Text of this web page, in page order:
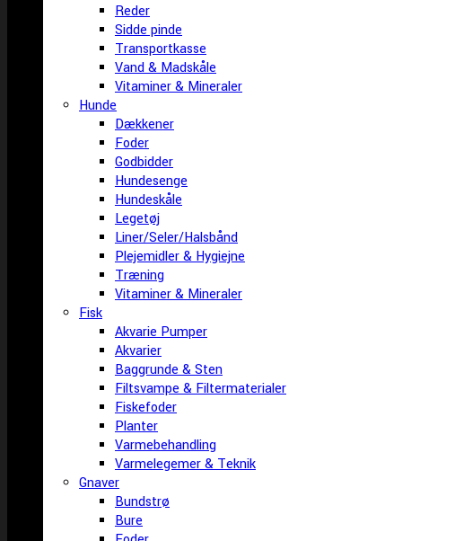
Reder
Sidde pinde
Transportkasse
Vand & Madskåle
Vitaminer & Mineraler
Hunde
Dækkener
Foder
Godbidder
Hundesenge
Hundeskåle
Legetøj
Liner/Seler/Halsbånd
Plejemidler & Hygiejne
Træning
Vitaminer & Mineraler
Fisk
Akvarie Pumper
Akvarier
Baggrunde & Sten
Filtsvampe & Filtermaterialer
Fiskefoder
Planter
Varmebehandling
Varmelegemer & Teknik
Gnaver
Bundstrø
Bure